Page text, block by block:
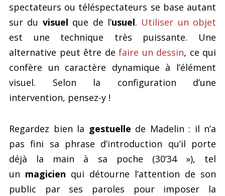
spectateurs ou téléspectateurs se base autant
sur du visuel que de l’usuel. Utiliser un objet
est une technique très puissante. Une
alternative peut être de faire un dessin, ce qui
confère un caractère dynamique à l’élément
visuel. Selon la configuration d’une
intervention, pensez-y !
Regardez bien la gestuelle de Madelin : il n’a
pas fini sa phrase d’introduction qu’il porte
déjà la main à sa poche (30’34 »), tel
un magicien qui détourne l’attention de son
public par ses paroles pour imposer la